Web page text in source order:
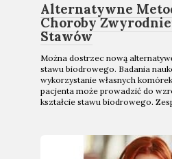
Alternatywne
Choroby
Stawów
Można dostrzec nową
stawu biodrowego. Badania
wykorzystanie własnych
pacjenta może prowadzić do
kształcie stawu biodrowego.